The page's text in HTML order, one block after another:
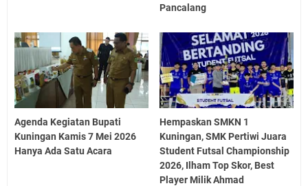
Pancalang
Agenda Kegiatan Bupati
Kuningan Kamis 7 Mei 2026
Hanya Ada Satu Acara
Hempaskan SMKN 1
Kuningan, SMK Pertiwi Juara
Student Futsal Championship
2026, Ilham Top Skor, Best
Player Milik Ahmad